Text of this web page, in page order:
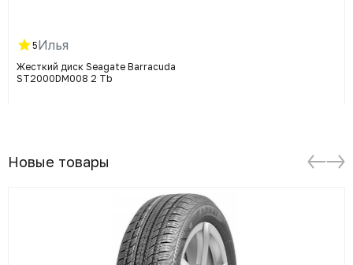
5Илья
Жесткий диск Seagate Barracuda
ST2000DM008 2 Tb
Новые товары